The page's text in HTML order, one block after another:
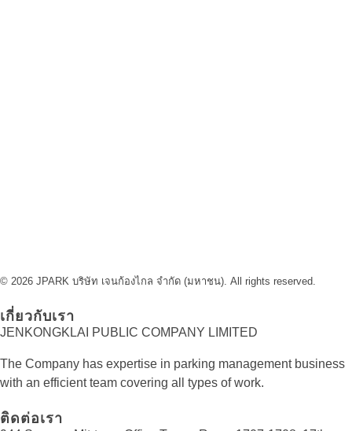
© 2026 JPARK บริษัท เจนก้องไกล จำกัด (มหาชน). All rights reserved.
เกี่ยวกับเรา
JENKONGKLAI PUBLIC COMPANY LIMITED
The Company has expertise in parking management business
with an efficient team covering all types of work.
ติดต่อเรา